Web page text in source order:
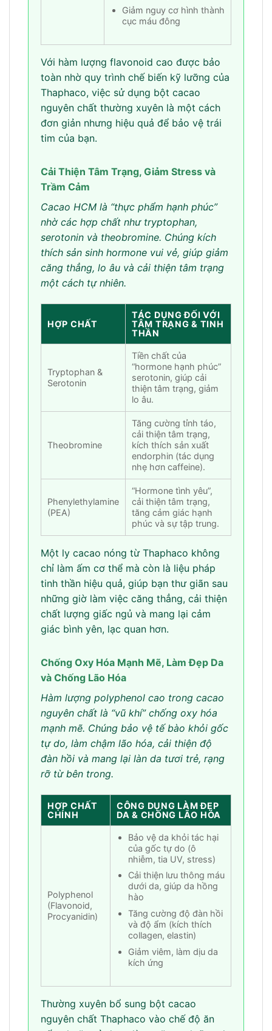
Giảm nguy cơ hình thành
cục máu đông
Với hàm lượng flavonoid cao được bảo
toàn nhờ quy trình chế biến kỹ lưỡng của
Thaphaco, việc sử dụng bột cacao
nguyên chất thường xuyên là một cách
đơn giản nhưng hiệu quả để bảo vệ trái
tim của bạn.
Cải Thiện Tâm Trạng, Giảm Stress và
Trầm Cảm
Cacao HCM là “thực phẩm hạnh phúc”
nhờ các hợp chất như tryptophan,
serotonin và theobromine. Chúng kích
thích sản sinh hormone vui vẻ, giúp giảm
căng thẳng, lo âu và cải thiện tâm trạng
một cách tự nhiên.
HỢP CHẤT
TÁC DỤNG ĐỐI VỚI
TÂM TRẠNG & TINH
THẦN
Tryptophan &
Serotonin
Tiền chất của
“hormone hạnh phúc”
serotonin, giúp cải
thiện tâm trạng, giảm
lo âu.
Theobromine
Tăng cường tỉnh táo,
cải thiện tâm trạng,
kích thích sản xuất
endorphin (tác dụng
nhẹ hơn caffeine).
Phenylethylamine
(PEA)
“Hormone tình yêu”,
cải thiện tâm trạng,
tăng cảm giác hạnh
phúc và sự tập trung.
Một ly cacao nóng từ Thaphaco không
chỉ làm ấm cơ thể mà còn là liệu pháp
tinh thần hiệu quả, giúp bạn thư giãn sau
những giờ làm việc căng thẳng, cải thiện
chất lượng giấc ngủ và mang lại cảm
giác bình yên, lạc quan hơn.
Chống Oxy Hóa Mạnh Mẽ, Làm Đẹp Da
và Chống Lão Hóa
Hàm lượng polyphenol cao trong cacao
nguyên chất là “vũ khí” chống oxy hóa
mạnh mẽ. Chúng bảo vệ tế bào khỏi gốc
tự do, làm chậm lão hóa, cải thiện độ
đàn hồi và mang lại làn da tươi trẻ, rạng
rỡ từ bên trong.
HỢP CHẤT
CHÍNH
CÔNG DỤNG LÀM ĐẸP
DA & CHỐNG LÃO HÓA
Polyphenol
(Flavonoid,
Procyanidin)
Bảo vệ da khỏi tác hại
của gốc tự do (ô
nhiễm, tia UV, stress)
Cải thiện lưu thông máu
dưới da, giúp da hồng
hào
Tăng cường độ đàn hồi
và độ ẩm (kích thích
collagen, elastin)
Giảm viêm, làm dịu da
kích ứng
Thường xuyên bổ sung bột cacao
nguyên chất Thaphaco vào chế độ ăn